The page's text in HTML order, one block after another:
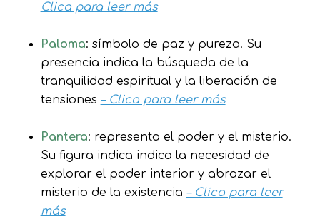
Clica para leer más
Paloma: símbolo de paz y pureza. Su
presencia indica la búsqueda de la
tranquilidad espiritual y la liberación de
tensiones – Clica para leer más
Pantera: representa el poder y el misterio.
Su figura indica indica la necesidad de
explorar el poder interior y abrazar el
misterio de la existencia – Clica para leer
más